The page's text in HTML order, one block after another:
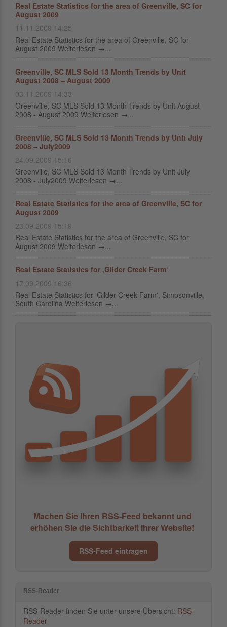
Real Estate Statistics for the area of Greenville, SC for
August 2009
11.11.2009 14:25
Real Estate Statistics for the area of Greenville, SC for
August 2009 Weiterlesen →...
Greenville, SC MLS Sold 13 Month Trends by Unit
August 2008 – August 2009
03.11.2009 14:33
Greenville, SC MLS Sold 13 Month Trends by Unit August
2008 - August 2009 Weiterlesen →...
Greenville, SC MLS Sold 13 Month Trends by Unit July
2008 – July2009
24.09.2009 15:16
Greenville, SC MLS Sold 13 Month Trends by Unit July
2008 - July2009 Weiterlesen →...
Real Estate Statistics for the area of Greenville, SC for
August 2009
23.09.2009 15:19
Real Estate Statistics for the area of Greenville, SC for
August 2009 Weiterlesen →...
Real Estate Statistics for ‚Gilder Creek Farm‘
17.09.2009 16:36
Real Estate Statistics for 'Gilder Creek Farm', Simpsonville,
South Carolina Weiterlesen →...
Machen Sie Ihren RSS-Feed bekannt und
erhöhen Sie die Sichtbarkeit Ihrer Website!
RSS-Feed eintragen
RSS-Reader
RSS-Reader finden Sie unter unsere Übersicht: RSS-
Reader